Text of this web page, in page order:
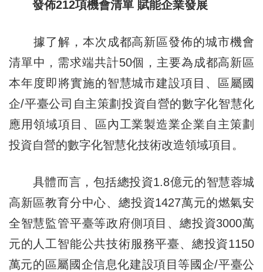
發佈212項機會清單 賦能企業發展
據了解，本次成都高新區發佈的城市機會
清單中，需求端共計50個，主要為成都高新區
本年度即將實施的智慧城市建設項目、區屬國
企/平臺公司自主策劃投資自營的數字化智慧化
應用領域項目、區內工業製造業企業自主策劃
投資自營的數字化智慧化技術改造領域項目。
具體而言，包括總投資1.8億元的智慧蓉城
高新區教育分中心、總投資1427萬元的燃氣安
全智慧監管平臺等政府側項目、總投資3000萬
元的人工智能公共技術服務平臺、總投資1150
萬元的區屬國企信息化建設項目等國企/平臺公